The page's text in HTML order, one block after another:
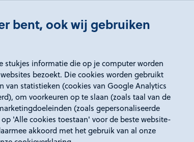
bent, ook wij gebruiken
stukjes informatie die op je computer worden
bezoekt. Die cookies worden gebruikt
van statistieken (cookies van Google Analytics
om voorkeuren op te slaan (zoals taal van de
(zoals gepersonaliseerde
'Alle cookies toestaan' voor de beste website-
akkoord met het gebruik van al onze